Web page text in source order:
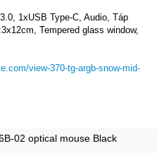
1xUSB Type-C, Audio, Táp
Tempered glass window,
view-370-tg-argb-snow-mid-